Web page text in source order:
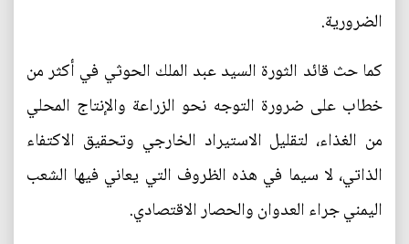
الضرورية.
كما حث قائد الثورة السيد عبد الملك الحوثي في أكثر من
خطاب على ضرورة التوجه نحو الزراعة والإنتاج المحلي
من الغذاء، لتقليل الاستيراد الخارجي وتحقيق الاكتفاء
الذاتي، لا سيما في هذه الظروف التي يعاني فيها الشعب
اليمني جراء العدوان والحصار الاقتصادي.